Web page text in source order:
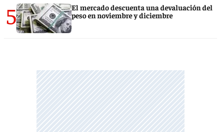
5
El mercado descuenta una devaluación del
peso en noviembre y diciembre